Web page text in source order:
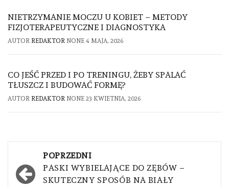
NIETRZYMANIE MOCZU U KOBIET – METODY
FIZJOTERAPEUTYCZNE I DIAGNOSTYKA
AUTOR REDAKTOR NONE 4 MAJA, 2026
CO JEŚĆ PRZED I PO TRENINGU, ŻEBY SPALAĆ
TŁUSZCZ I BUDOWAĆ FORMĘ?
AUTOR REDAKTOR NONE 23 KWIETNIA, 2026
Nawigacja
wpisu
POPRZEDNI
PASKI WYBIELAJĄCE DO ZĘBÓW –
SKUTECZNY SPOSÓB NA BIAŁY